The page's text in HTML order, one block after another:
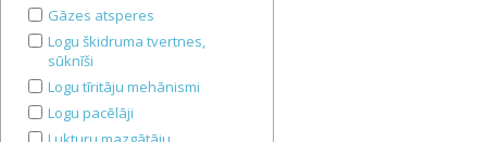
Gāzes atsperes
Logu škidruma tvertnes,
sūknīši
Logu tīritāju mehānismi
Logu pacēlāji